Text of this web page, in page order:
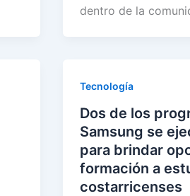
dentro de la
Tecnología
Dos de los
Samsung se
para brindar
formación a
costarricenses